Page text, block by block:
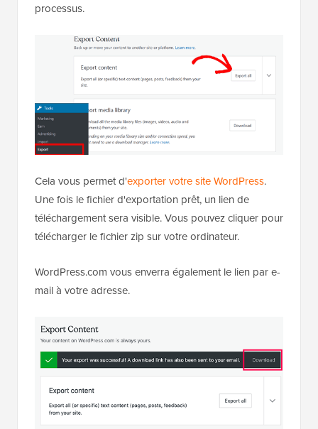
processus.
Cela vous permet d'exporter votre site WordPress.
Une fois le fichier d'exportation prêt, un lien de
téléchargement sera visible. Vous pouvez cliquer pour
télécharger le fichier zip sur votre ordinateur.
WordPress.com vous enverra également le lien par e-
mail à votre adresse.